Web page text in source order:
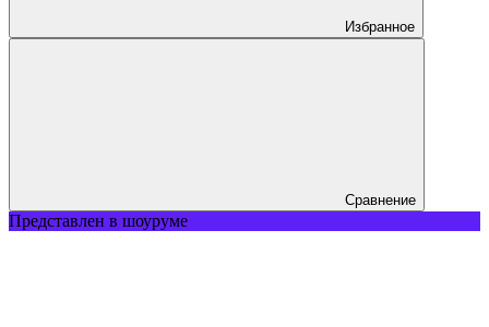
Избранное
Сравнение
Представлен в шоуруме